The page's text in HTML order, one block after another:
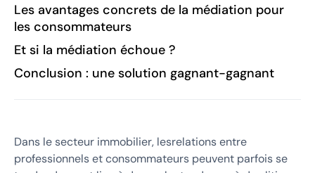
Les avantages concrets de la médiation pour
les consommateurs
Et si la médiation échoue ?
Conclusion : une solution gagnant-gagnant
Dans le secteur immobilier, lesrelations entre
professionnels et consommateurs peuvent parfois se